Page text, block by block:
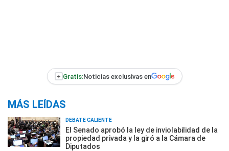
+ Gratis:Noticias exclusivas en
MÁS LEÍDAS
DEBATE CALIENTE
El Senado aprobó la ley de inviolabilidad de la
propiedad privada y la giró a la Cámara de
Diputados